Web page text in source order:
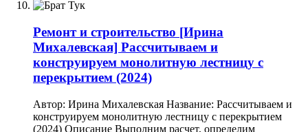
Ремонт и строительство [Ирина
Михалевская] Рассчитываем и
конструируем монолитную лестницу с
перекрытием (2024)
Автор: Ирина Михалевская Название: Рассчитываем и
конструируем монолитную лестницу с перекрытием
(2024) Описание Выполним расчет, определим